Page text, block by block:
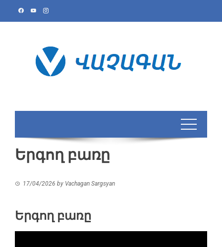
Երգող բառը
17/04/2026 by Vachagan Sargsyan
Երգող բառը